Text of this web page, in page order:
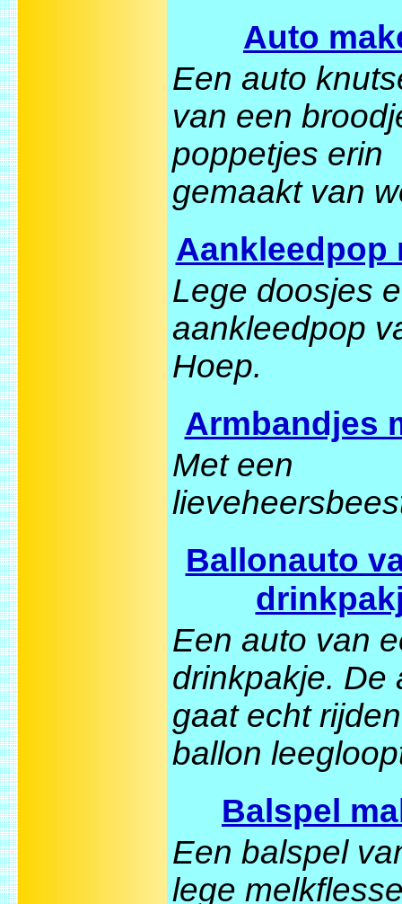
Auto
Een auto
van een
poppetjes erin
gemaakt van
Aankleedpop
Lege doosjes
aankleedpop
Hoep.
Armbandjes
Met een
Ballonauto
Een auto van
drinkpakje. De
gaat echt
ballon
Balspel
Een balspel
lege